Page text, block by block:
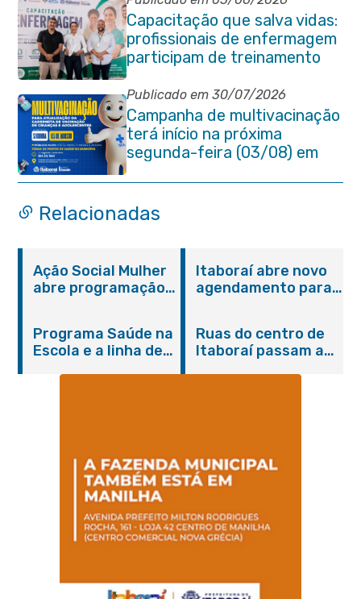
Capacitação que salva vidas:
profissionais de enfermagem
participam de treinamento
em primeiros socorros em
Itaboraí
Publicado em 30/07/2026
Campanha de multivacinação
terá início na próxima
segunda-feira (03/08) em
Itaboraí
Relacionadas
Ação Social Mulher
abre programação
serviços gratuitos e
orientações
Itaboraí abre novo
agendamento para
Programa Saúde na
Escola e a linha de
Magalhães Seabra
Ruas do centro de
Itaboraí passam a